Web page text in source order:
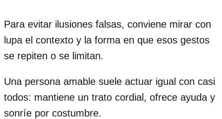
Para evitar ilusiones falsas, conviene mirar con
lupa el contexto y la forma en que esos gestos
se repiten o se limitan.
Una persona amable suele actuar igual con casi
todos: mantiene un trato cordial, ofrece ayuda y
sonríe por costumbre.